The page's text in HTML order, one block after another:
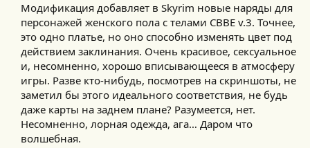
Модификация добавляет в Skyrim новые наряды для
персонажей женского пола с телами CBBE v.3. Точнее,
это одно платье, но оно способно изменять цвет под
действием заклинания. Очень красивое, сексуальное
и, несомненно, хорошо вписывающееся в атмосферу
игры. Разве кто-нибудь, посмотрев на скриншоты, не
заметил бы этого идеального соответствия, не будь
даже карты на заднем плане? Разумеется, нет.
Несомненно, лорная одежда, ага… Даром что
волшебная.​